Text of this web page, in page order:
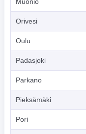
Orivesi
Oulu
Padasjoki
Parkano
Pieksämäki
Pori